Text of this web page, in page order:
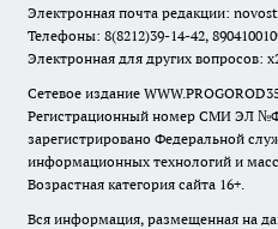
Электронная почта редакции:
Телефоны: 8(8212)39-14-42,
Электронная для других вопросов:
Сетевое издание
Регистрационный номер СМИ ЭЛ
зарегистрировано Федеральной
информационных технологий и
Возрастная категория сайта 16+.
Вся информация, размещенная на